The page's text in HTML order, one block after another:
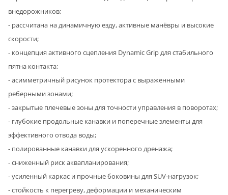
внедорожников;
- рассчитана на динамичную езду, активные манёвры и высокие
скорости;
- концепция активного сцепления Dynamic Grip для стабильного
пятна контакта;
- асимметричный рисунок протектора с выраженными
реберными зонами;
- закрытые плечевые зоны для точности управления в поворотах;
- глубокие продольные канавки и поперечные элементы для
эффективного отвода воды;
- полированные канавки для ускоренного дренажа;
- сниженный риск аквапланирования;
- усиленный каркас и прочные боковины для SUV-нагрузок;
- стойкость к перегреву, деформации и механическим